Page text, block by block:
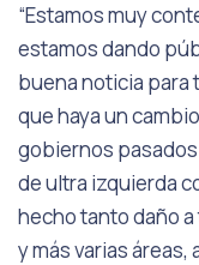
“Estamos muy
estamos dando
buena noticia para
que haya un
gobiernos
de ultra izquierda
hecho tanto daño
y más varias áreas,